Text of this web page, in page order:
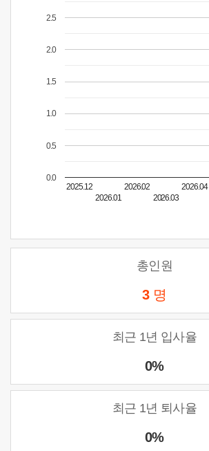
2025.12
2026.01
2026.02
2026.03
2026.04
0.0
0.5
1.0
1.5
2.0
2.5
총인원
3 명
최근 1년 입사율
0%
최근 1년 퇴사율
0%